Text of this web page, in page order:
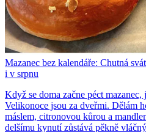
Mazanec bez kalendáře: Chutná
i v srpnu
Když se doma začne péct
Velikonoce jsou za dveřmi. Dělám
máslem, citronovou kůrou a
delšímu kynutí zůstává pěkně